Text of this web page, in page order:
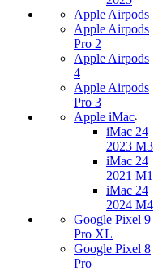
Apple Airpods
Apple Airpods
Pro 2
Apple Airpods
4
Apple Airpods
Pro 3
Apple iMac
iMac 24
2023 M3
iMac 24
2021 M1
iMac 24
2024 M4
Google Pixel 9
Pro XL
Google Pixel 8
Pro